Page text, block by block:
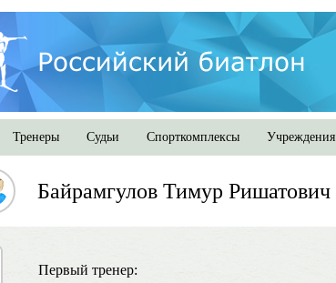
Тренеры Судьи Спорткомплексы Учреждения
Байрамгулов Тимур Ришатович
Первый тренер: